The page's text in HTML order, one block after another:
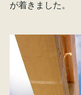
が着きました。